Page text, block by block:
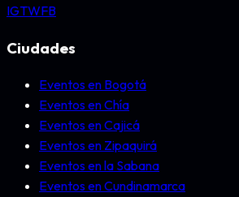
IGTWFB
Ciudades
Eventos en Bogotá
Eventos en Chía
Eventos en Cajicá
Eventos en Zipaquirá
Eventos en la Sabana
Eventos en Cundinamarca